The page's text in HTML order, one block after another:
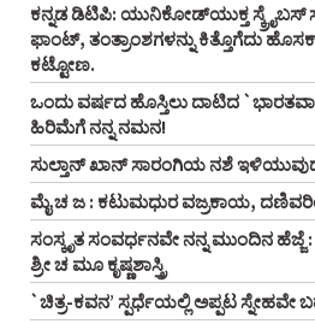
ಕನ್ನಡ ಡಿಟಿಪಿ: ಯುನಿಕೋಡ್‌ಯುಕ್ತ ಸ್ಕ್ರೈಬಸ್‌
ಫಾಂಟ್‌, ತಂತ್ರಾಂಶಗಳನ್ನು ಕಿತ್ತೊಗೆದು
ಕಟ್ಟೋಣ.
ಒಂದು ವರ್ಷದ ಹೊಸ್ತಿಲು ದಾಟಿದ
ಹಿರಿಮೆಗೆ ನನ್ನ ನಮನ!
ಸುಲ್ತಾನ್‌ ಖಾನ್‌ ಸಾರಂಗಿಯ ನಶೆ
ಮೈ ಚ ಜ : ಕಟುಮಧುರ ವಜ್ರಕಾಯ,
ಸಂಸ್ಕೃತ ಸಂವರ್ಧನವೇ ನನ್ನ ಮುಂದಿನ ಹೆಜ್ಜೆ :
ಶ್ರೀ ಚ ಮೂ ಕೃಷ್ಣಶಾಸ್ತ್ರಿ
`ಚಿತ್ರ-ಕವನ’ ಸ್ಪರ್ಧೆಯಲ್ಲಿ ಅಪ್ಪಟ ಸ್ನೇಹವೇ